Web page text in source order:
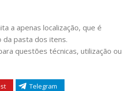
a apenas localização, que é
da pasta dos itens.
questões técnicas, utilização ou
Telegram